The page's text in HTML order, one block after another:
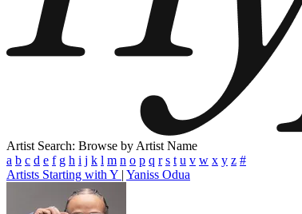
Artist Search: Browse by Artist Name
a b c d e f g h i j k l m n o p q r s t u v w x y z #
Artists Starting with Y | Yaniss Odua